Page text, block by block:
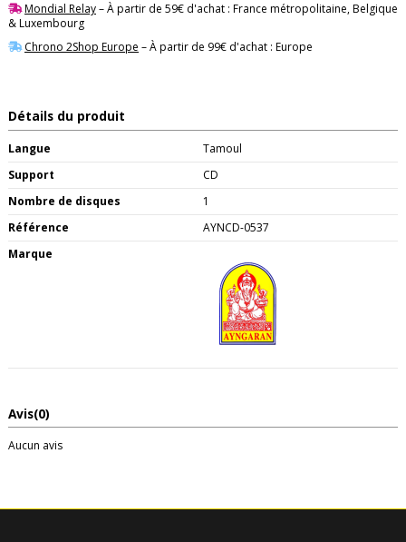
Mondial Relay– À partir de 59€ d'achat : France métropolitaine, Belgique
& Luxembourg
Chrono 2Shop Europe – À partir de 99€ d'achat : Europe
Détails du produit
Langue
Tamoul
Support
CD
Nombre de disques
1
Référence
AYNCD-0537
Marque
Avis(0)
Aucun avis